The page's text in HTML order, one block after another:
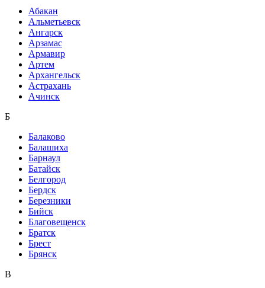
Абакан
Альметьевск
Ангарск
Арзамас
Армавир
Артем
Архангельск
Астрахань
Ачинск
Б
Балаково
Балашиха
Барнаул
Батайск
Белгород
Бердск
Березники
Бийск
Благовещенск
Братск
Брест
Брянск
В